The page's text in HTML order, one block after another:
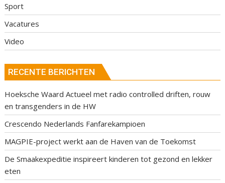
Sport
Vacatures
Video
RECENTE BERICHTEN
Hoeksche Waard Actueel met radio controlled driften, rouw
en transgenders in de HW
Crescendo Nederlands Fanfarekampioen
MAGPIE-project werkt aan de Haven van de Toekomst
De Smaakexpeditie inspireert kinderen tot gezond en lekker
eten